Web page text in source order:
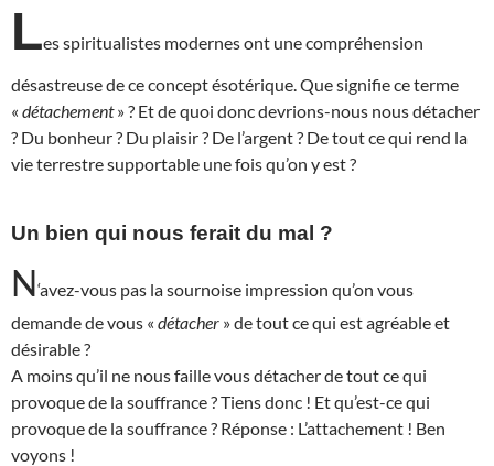
Les spiritualistes modernes ont une compréhension
désastreuse de ce concept ésotérique. Que signifie ce terme
« détachement» ? Et de quoi donc devrions-nous nous détacher
? Du bonheur ? Du plaisir ? De l’argent ? De tout ce qui rend la
vie terrestre supportable une fois qu’on y est ?
Un bien qui nous ferait du mal ?
N‘avez-vous pas la sournoise impression qu’on vous
demande de vous « détacher » de tout ce qui est agréable et
désirable ?
A moins qu’il ne nous faille vous détacher de tout ce qui
provoque de la souffrance ? Tiens donc ! Et qu’est-ce qui
provoque de la souffrance ? Réponse : L’attachement ! Ben
voyons !